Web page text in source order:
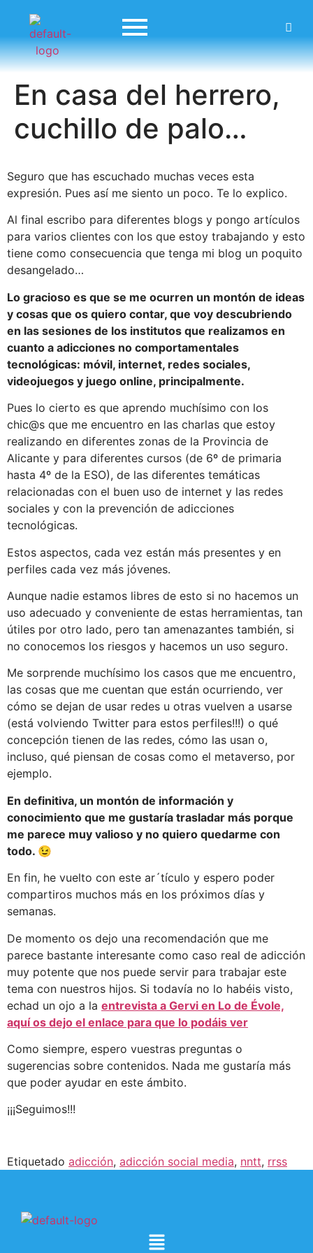
En casa del herrero,
cuchillo de palo…
Seguro que has escuchado muchas veces esta
expresión. Pues así me siento un poco. Te lo explico.
Al final escribo para diferentes blogs y pongo artículos
para varios clientes con los que estoy trabajando y esto
tiene como consecuencia que tenga mi blog un poquito
desangelado…
Lo gracioso es que se me ocurren un montón de ideas
y cosas que os quiero contar, que voy descubriendo
en las sesiones de los institutos que realizamos en
cuanto a adicciones no comportamentales
tecnológicas: móvil, internet, redes sociales,
videojuegos y juego online, principalmente.
Pues lo cierto es que aprendo muchísimo con los
chic@s que me encuentro en las charlas que estoy
realizando en diferentes zonas de la Provincia de
Alicante y para diferentes cursos (de 6º de primaria
hasta 4º de la ESO), de las diferentes temáticas
relacionadas con el buen uso de internet y las redes
sociales y con la prevención de adicciones
tecnológicas.
Estos aspectos, cada vez están más presentes y en
perfiles cada vez más jóvenes.
Aunque nadie estamos libres de esto si no hacemos un
uso adecuado y conveniente de estas herramientas, tan
útiles por otro lado, pero tan amenazantes también, si
no conocemos los riesgos y hacemos un uso seguro.
Me sorprende muchísimo los casos que me encuentro,
las cosas que me cuentan que están ocurriendo, ver
cómo se dejan de usar redes u otras vuelven a usarse
(está volviendo Twitter para estos perfiles!!!) o qué
concepción tienen de las redes, cómo las usan o,
incluso, qué piensan de cosas como el metaverso, por
ejemplo.
En definitiva, un montón de información y
conocimiento que me gustaría trasladar más porque
me parece muy valioso y no quiero quedarme con
todo. 😉
En fin, he vuelto con este ar´tículo y espero poder
compartiros muchos más en los próximos días y
semanas.
De momento os dejo una recomendación que me
parece bastante interesante como caso real de adicción
muy potente que nos puede servir para trabajar este
tema con nuestros hijos. Si todavía no lo habéis visto,
echad un ojo a la entrevista a Gervi en Lo de Évole,
aquí os dejo el enlace para que lo podáis ver
Como siempre, espero vuestras preguntas o
sugerencias sobre contenidos. Nada me gustaría más
que poder ayudar en este ámbito.
¡¡¡Seguimos!!!
Etiquetado adicción, adicción social media, nntt, rrss